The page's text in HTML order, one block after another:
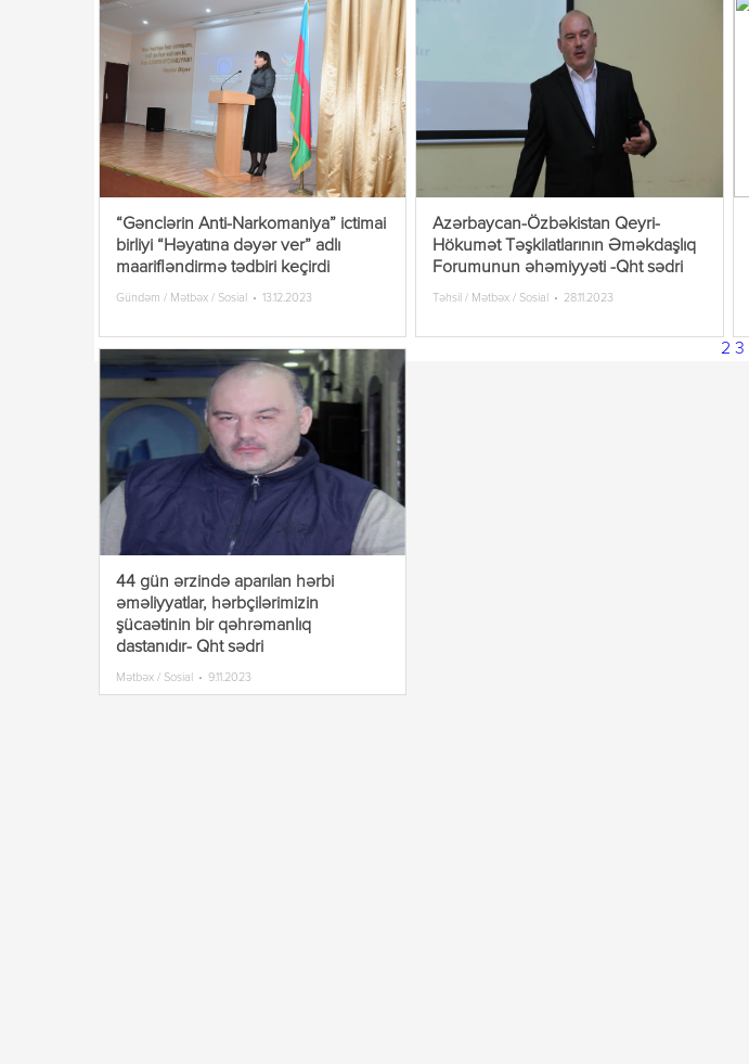
“Gənclərin Anti-Narkomaniya” ictimai
birliyi “Həyatına dəyər ver” adlı
maarifləndirmə tədbiri keçirdi
Gündəm / Mətbəx / Sosial 13.12.2023
Azərbaycan-Özbəkistan Qeyri-
Hökumət Təşkilatlarının Əməkdaşlıq
Forumunun əhəmiyyəti -Qht sədri
Təhsil / Mətbəx / Sosial 28.11.2023
44 gün ərzində aparılan hərbi
əməliyyatlar, hərbçilərimizin
şücaətinin bir qəhrəmanlıq
dastanıdır- Qht sədri
Mətbəx / Sosial 9.11.2023
2 3